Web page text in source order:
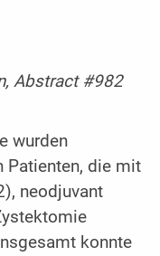
Abstract #982
wurden
Patienten, die mit
neodjuvant
konnte